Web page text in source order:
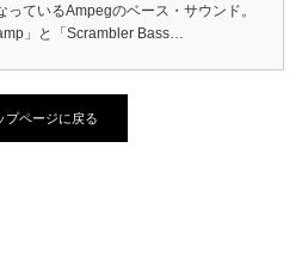
ているAmpegのベース・サウンド。
」と「Scrambler Bass…
プページに戻る